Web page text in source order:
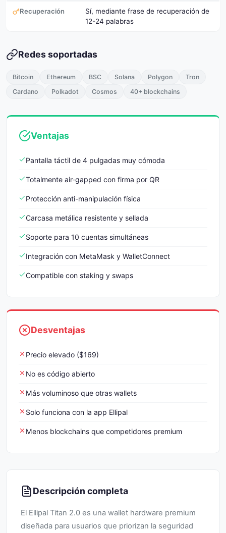
Recuperación
Sí, mediante frase de recuperación de
12-24 palabras
Redes soportadas
Bitcoin Ethereum BSC Solana Polygon
Tron
Cardano
Polkadot Cosmos 40+ blockchains
Ventajas
Pantalla táctil de 4 pulgadas muy cómoda
Totalmente air-gapped con firma por QR
Protección anti-manipulación física
Carcasa metálica resistente y sellada
Soporte para 10 cuentas simultáneas
Integración con MetaMask y WalletConnect
Compatible con staking y swaps
Desventajas
Precio elevado ($169)
No es código abierto
Más voluminoso que otras wallets
Solo funciona con la app Ellipal
Menos blockchains que competidores premium
Descripción completa
El Ellipal Titan 2.0 es una wallet hardware premium
diseñada para usuarios que priorizan la seguridad